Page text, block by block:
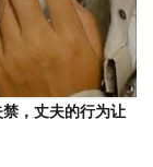
，丈夫的行为让